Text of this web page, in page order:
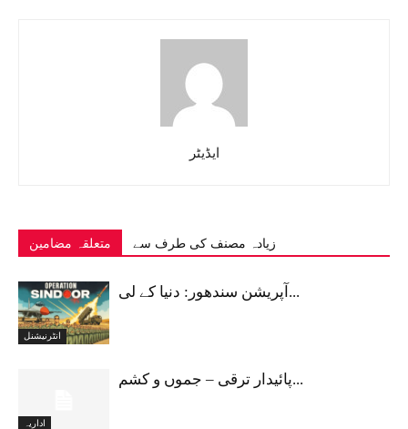
ایڈیٹر
متعلقہ مضامین زیادہ مصنف کی طرف سے
انٹرنیشنل
آپریشن سندھور: دنیا کے لی...
اداریہ
پائیدار ترقی – جموں و کشم...